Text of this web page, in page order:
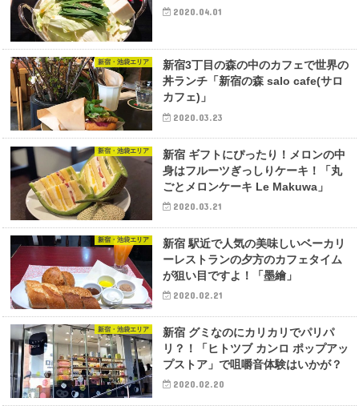
2020.04.01
新宿・池袋エリア
新宿3丁目の森の中のカフェで世界の
丼ランチ「新宿の森 salo cafe(サロ
カフェ)」
2020.03.23
新宿・池袋エリア
新宿 ギフトにぴったり！メロンの中
身はフルーツぎっしりケーキ！「丸
ごとメロンケーキ Le Makuwa」
2020.03.21
新宿・池袋エリア
新宿 駅近で人気の美味しいベーカリ
ーレストランの夕方のカフェタイム
が狙い目ですよ！「墨繪」
2020.02.21
新宿・池袋エリア
新宿 グミなのにカリカリでパリパ
リ？！「ヒトツブ カンロ ポップアッ
プストア」で咀嚼音体験はいかが？
2020.02.20